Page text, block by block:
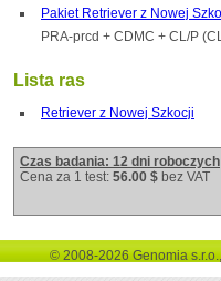
Pakiet Retriever z Nowej
PRA-prcd + CDMC + CL/P
Lista ras
Retriever z Nowej Szkocji
Czas badania: 12 dni roboczych
Cena za 1 test: 56.00 $ bez VAT
© 2008-2026 Genomia